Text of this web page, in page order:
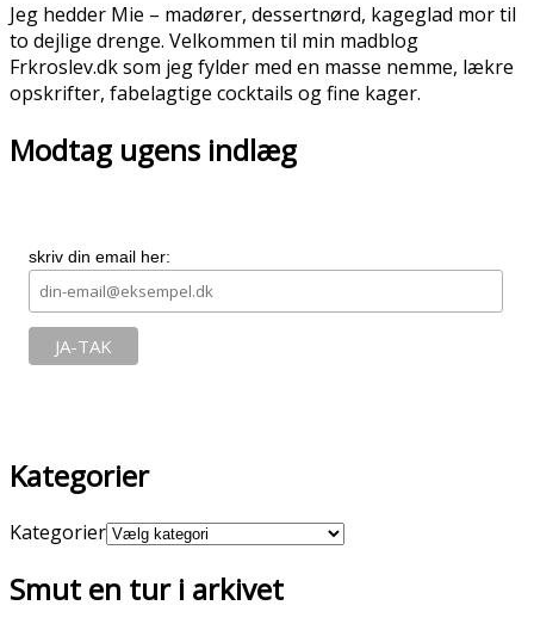
Jeg hedder Mie – madører, dessertnørd, kageglad mor til
to dejlige drenge. Velkommen til min madblog
Frkroslev.dk som jeg fylder med en masse nemme, lækre
opskrifter, fabelagtige cocktails og fine kager.
Modtag ugens indlæg
skriv din email her:
Kategorier
Kategorier
Smut en tur i arkivet